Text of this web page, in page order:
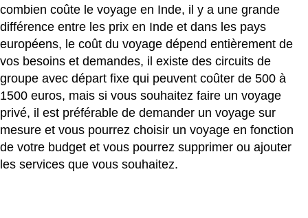
combien coûte le voyage en Inde, il y a une grande
différence entre les prix en Inde et dans les pays
européens, le coût du voyage dépend entièrement de
vos besoins et demandes, il existe des circuits de
groupe avec départ fixe qui peuvent coûter de 500 à
1500 euros, mais si vous souhaitez faire un voyage
privé, il est préférable de demander un voyage sur
mesure et vous pourrez choisir un voyage en fonction
de votre budget et vous pourrez supprimer ou ajouter
les services que vous souhaitez.